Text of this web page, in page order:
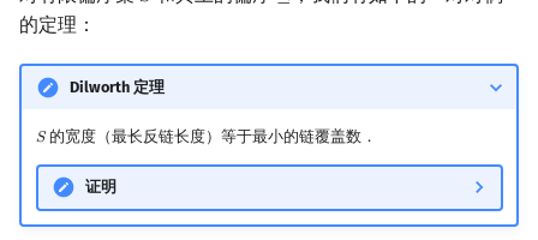
的定理：
Dilworth 定理
𝑆
S的宽度（最长反链长度）等于最小的链覆盖数．
证明